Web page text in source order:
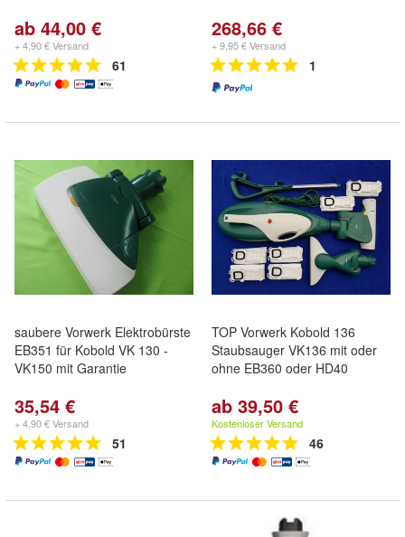
ab 44,00 €
+ 4,90 € Versand
61
268,66 €
+ 9,95 € Versand
1
saubere Vorwerk Elektrobürste
EB351 für Kobold VK 130 -
VK150 mit Garantie
35,54 €
+ 4,90 € Versand
51
TOP Vorwerk Kobold 136
Staubsauger VK136 mit oder
ohne EB360 oder HD40
ab 39,50 €
Kostenloser Versand
46